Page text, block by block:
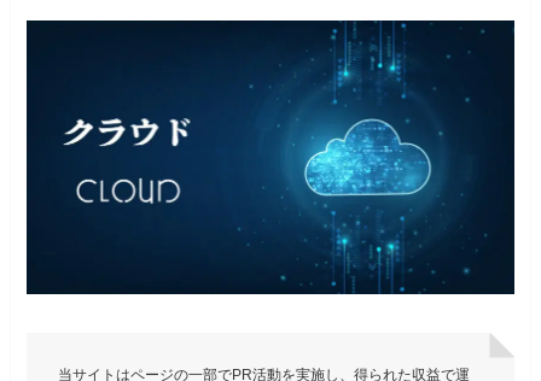
当サイトはページの一部でPR活動を実施し、得られた収益で運